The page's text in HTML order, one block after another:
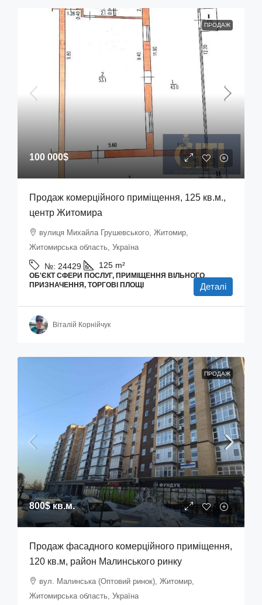
ПРОДАЖ
100 000$
Продаж комерційного приміщення, 125 кв.м.,
центр Житомира
вулиця Михайла Грушевського, Житомир,
Житомирська область, Україна
№: 24429 125 m²
ОБ'ЄКТ СФЕРИ ПОСЛУГ, ПРИМІЩЕННЯ ВІЛЬНОГО
ПРИЗНАЧЕННЯ, ТОРГОВІ ПЛОЩІ
Деталі
Віталій Корнійчук
ПРОДАЖ
800$кв.м.
Продаж фасадного комерційного приміщення,
120 кв.м, район Малинського ринку
вул. Малинська (Оптовий ринок), Житомир,
Житомирська область, Україна